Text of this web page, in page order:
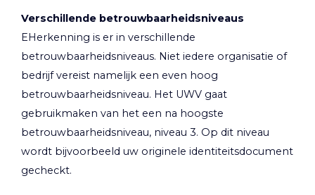
Verschillende betrouwbaarheidsniveaus
EHerkenning is er in verschillende
betrouwbaarheidsniveaus. Niet iedere organisatie of
bedrijf vereist namelijk een even hoog
betrouwbaarheidsniveau. Het UWV gaat
gebruikmaken van het een na hoogste
betrouwbaarheidsniveau, niveau 3. Op dit niveau
wordt bijvoorbeeld uw originele identiteitsdocument
gecheckt.